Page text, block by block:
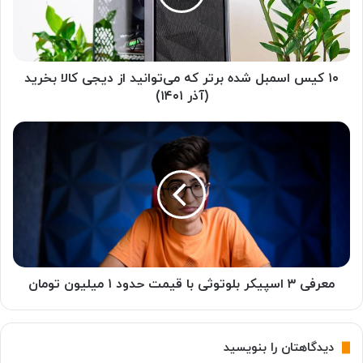
ا
س
ب
ه
ی‌
ا
۱۰ کیس‌ اسمبل شده برتر که می‌توانید از دیجی کالا بخرید
(آذر ۱۴۰۱)
م
پ
ل
معرفی ۳ اسپیکر بلوتوثی با قیمت حدود ۱ میلیون تومان
دیدگاهتان را بنویسید